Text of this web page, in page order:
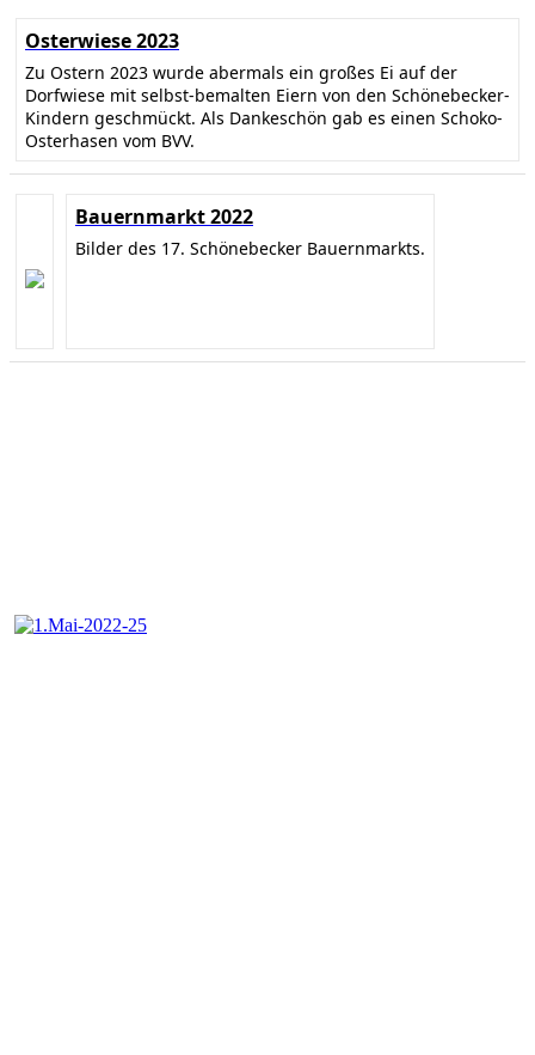
Osterwiese 2023
Zu Ostern 2023 wurde abermals ein großes Ei auf der
Dorfwiese mit selbst-bemalten Eiern von den Schönebecker-
Kindern geschmückt. Als Dankeschön gab es einen Schoko-
Osterhasen vom BVV.
Bauernmarkt 2022
Bilder des 17. Schönebecker Bauernmarkts.